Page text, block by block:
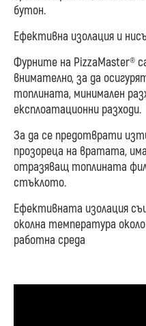
бутон.
Ефективна изолация и
Фурните на PizzaMaster®
внимателно, за да
топлината, минимален
експлоатационни разходи.
За да се предотврати
прозореца на вратата,
отразяващ топлината
стъклото.
Ефективната изолация
околна температура
работна среда